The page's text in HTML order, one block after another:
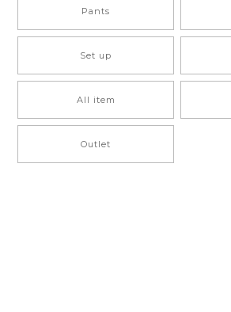
Pants
Set up
All item
Outlet